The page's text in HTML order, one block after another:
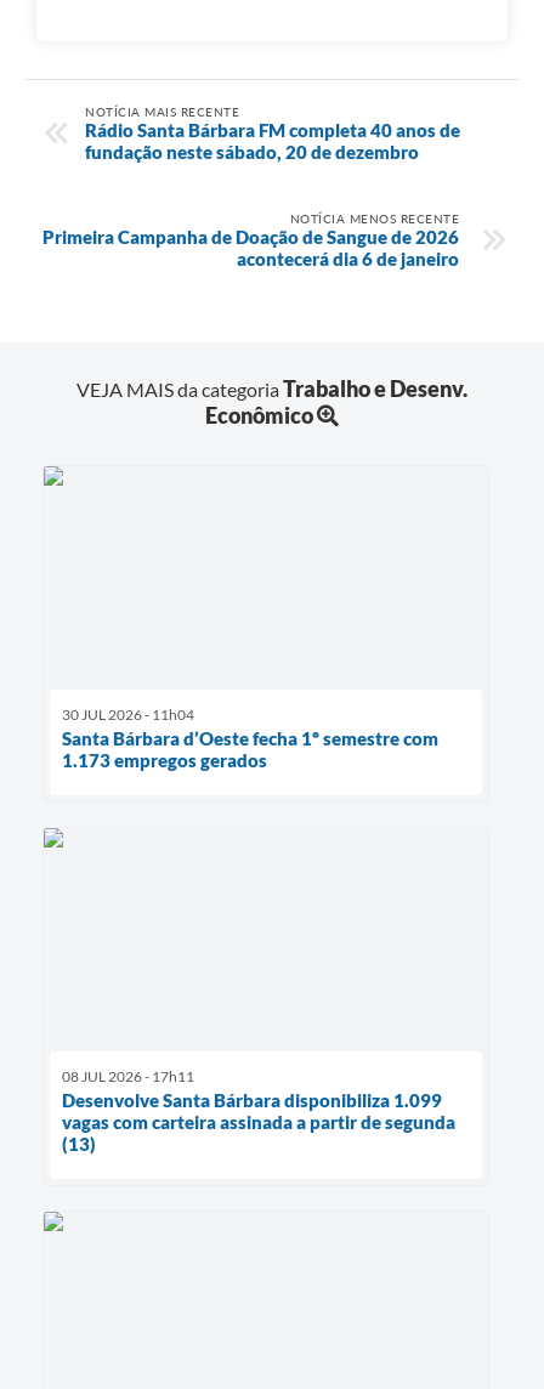
NOTÍCIA MAIS RECENTE
Rádio Santa Bárbara FM completa 40 anos de
fundação neste sábado, 20 de dezembro
NOTÍCIA MENOS RECENTE
Primeira Campanha de Doação de Sangue de 2026
acontecerá dia 6 de janeiro
VEJA MAIS da categoriaTrabalho e Desenv.
Econômico
30 JUL 2026 - 11h04
Santa Bárbara d’Oeste fecha 1º semestre com
1.173 empregos gerados
08 JUL 2026 - 17h11
Desenvolve Santa Bárbara disponibiliza 1.099
vagas com carteira assinada a partir de segunda
(13)